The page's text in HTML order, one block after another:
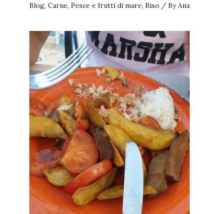
Blog, Carne, Pesce e frutti di mare, Riso / ByAna